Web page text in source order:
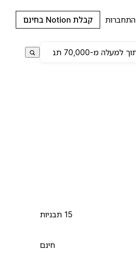
התחברות קבלת Notion בחינם
15 תבניות
חינם